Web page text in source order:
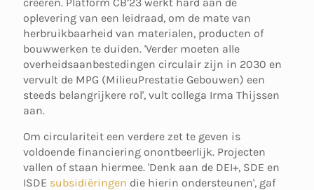
oplevering van een leidraad, om de mate van
herbruikbaarheid van materialen, producten of
bouwwerken te duiden. 'Verder moeten alle
overheidsaanbestedingen circulair zijn in 2030 en
vervult de MPG (MilieuPrestatie Gebouwen) een
steeds belangrijkere rol', vult collega Irma Thijssen
aan.
Om circulariteit een verdere zet te geven is
voldoende financiering onontbeerlijk. Projecten
vallen of staan hiermee. 'Denk aan de DEI+, SDE en
ISDE subsidiëringen die hierin ondersteunen', gaf